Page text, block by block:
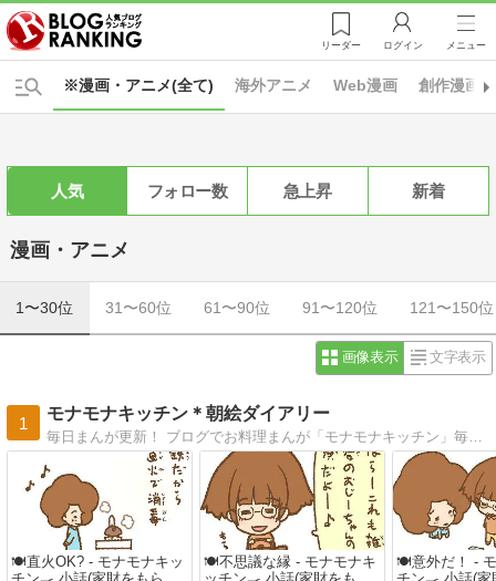
リーダー ログイン メニュー
※漫画・アニメ(全て) 海外アニメ Web漫画 創作漫画
人気 フォロー数 急上昇 新着
漫画・アニメ
1〜30位 31〜60位 61〜90位 91〜120位 121〜150位
画像表示 文字表示
1
モナモナキッチン＊朝絵ダイアリー
毎日まんが更新！ ブログでお料理まんが「モナモナキッチン」毎日更新中〜♪ イラストとかまんがを描いてるのが好き（＊＾ｖ＾＊
🍽️直火OK? - モナモナキッ
🍽️不思議な縁 - モナモナキ
🍽️意外だ！ -